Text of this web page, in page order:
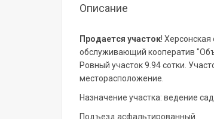
Описание
Продается участок! Херсонская
обслуживающий кооператив
Ровный участок 9.94 сотки.
месторасположение.
Назначение участка: ведение
Подъезд асфальтированный.